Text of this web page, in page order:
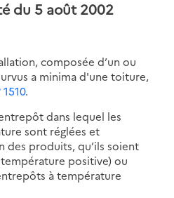
du 5 août 2002
composée d’un ou
a minima d'une toiture,
.
dans lequel les
sont réglées et
des produits, qu’ils soient
positive) ou
à température